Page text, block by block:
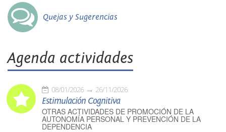
Quejas y Sugerencias
Agenda actividades
08/01/2026 26/11/2026
Estimulación Cognitiva
OTRAS ACTIVIDADES DE PROMOCIÓN DE LA
AUTONOMÍA PERSONAL Y PREVENCIÓN DE LA
DEPENDENCIA